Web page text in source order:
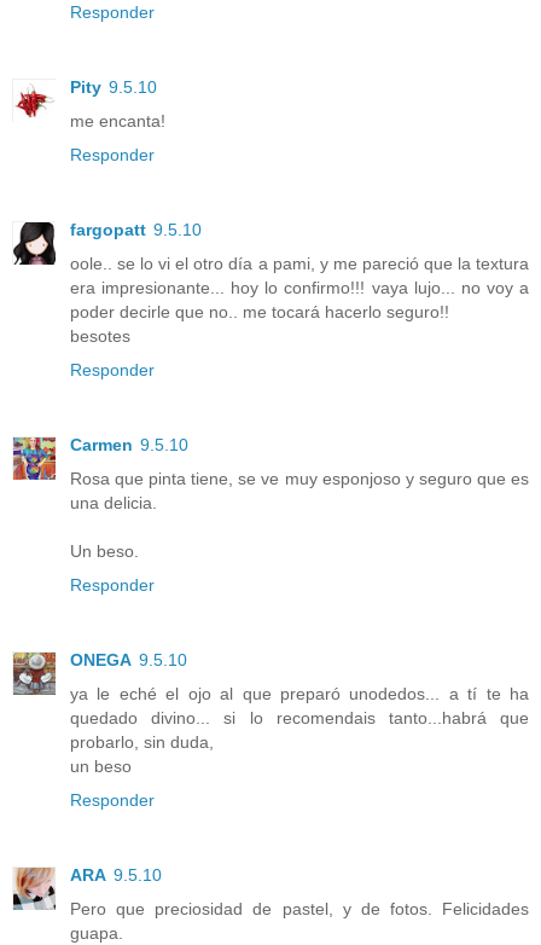
Responder
Pity 9.5.10
me encanta!
Responder
fargopatt 9.5.10
oole.. se lo vi el otro día a pami, y me pareció que la textura
era impresionante... hoy lo confirmo!!! vaya lujo... no voy a
poder decirle que no.. me tocará hacerlo seguro!!
besotes
Responder
Carmen 9.5.10
Rosa que pinta tiene, se ve muy esponjoso y seguro que es
una delicia.
Un beso.
Responder
ONEGA 9.5.10
ya le eché el ojo al que preparó unodedos... a tí te ha
quedado divino... si lo recomendais tanto...habrá que
probarlo, sin duda,
un beso
Responder
ARA 9.5.10
Pero que preciosidad de pastel, y de fotos. Felicidades
guapa.